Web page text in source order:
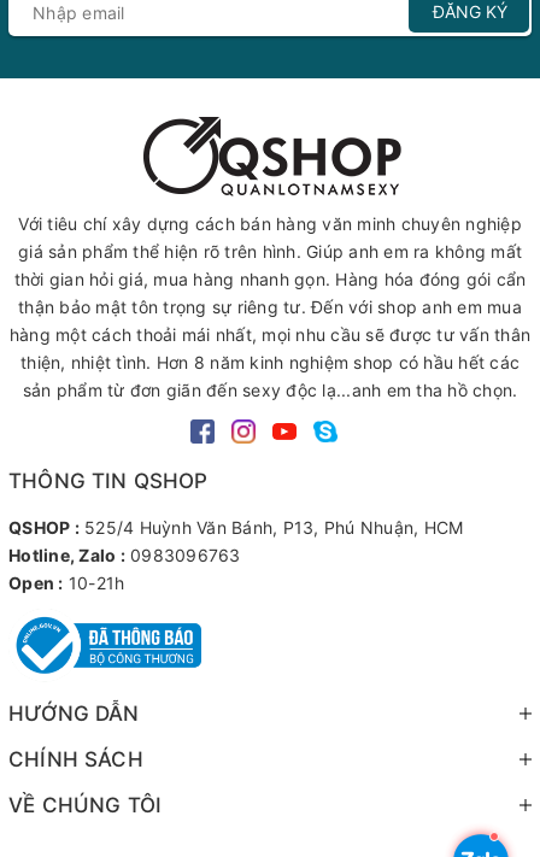
ĐĂNG KÝ
Với tiêu chí xây dựng cách bán hàng văn minh chuyên nghiệp
giá sản phẩm thể hiện rõ trên hình. Giúp anh em ra không mất
thời gian hỏi giá, mua hàng nhanh gọn. Hàng hóa đóng gói cẩn
thận bảo mật tôn trọng sự riêng tư. Đến với shop anh em mua
hàng một cách thoải mái nhất, mọi nhu cầu sẽ được tư vấn thân
thiện, nhiệt tình. Hơn 8 năm kinh nghiệm shop có hầu hết các
sản phẩm từ đơn giãn đến sexy độc lạ...anh em tha hồ chọn.
THÔNG TIN QSHOP
QSHOP : 525/4 Huỳnh Văn Bánh, P13, Phú Nhuận, HCM
Hotline, Zalo : 0983096763
Open : 10-21h
HƯỚNG DẪN
CHÍNH SÁCH
VỀ CHÚNG TÔI